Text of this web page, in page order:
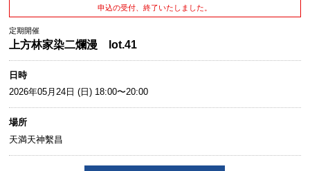
申込の受付、終了いたしました。
定期開催
上方林家染二爛漫 lot.41
日時
2026年05月24日 (日) 18:00〜20:00
場所
天満天神繫昌